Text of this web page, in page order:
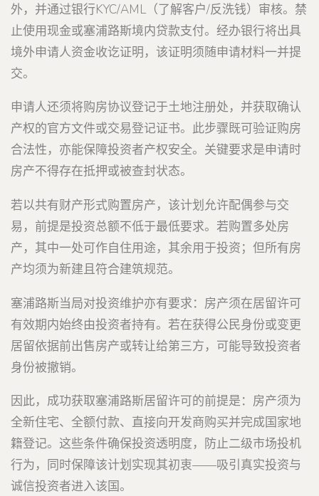
外，并通过银行KYC/AML（了解客户/反洗钱）审核。禁
止使用现金或塞浦路斯境内贷款支付。经办银行将出具
境外申请人资金收讫证明，该证明须随申请材料一并提
交。
申请人还须将购房协议登记于土地注册处，并获取确认
产权的官方文件或交易登记证书。此步骤既可验证购房
合法性，亦能保障投资者产权安全。关键要求是申请时
房产不得存在抵押或被查封状态。
若以共有财产形式购置房产，该计划允许配偶参与交
易，前提是投资总额不低于最低要求。若购置多处房
产，其中一处可作自住用途，其余用于投资；但所有房
产均须为新建且符合建筑规范。
塞浦路斯当局对投资维护亦有要求：房产须在居留许可
有效期内始终由投资者持有。若在获得公民身份或变更
居留依据前出售房产或转让给第三方，可能导致投资者
身份被撤销。
因此，成功获取塞浦路斯居留许可的前提是：房产须为
全新住宅、全额付款、直接向开发商购买并完成国家地
籍登记。这些条件确保投资透明度，防止二级市场投机
行为，同时保障该计划实现其初衷——吸引真实投资与
诚信投资者进入该国。